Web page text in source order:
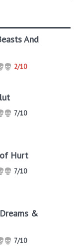
And
2/10
7/10
of Hurt
7/10
&
7/10